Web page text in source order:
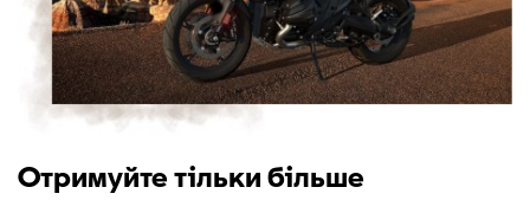
Отримуйте тільки більше